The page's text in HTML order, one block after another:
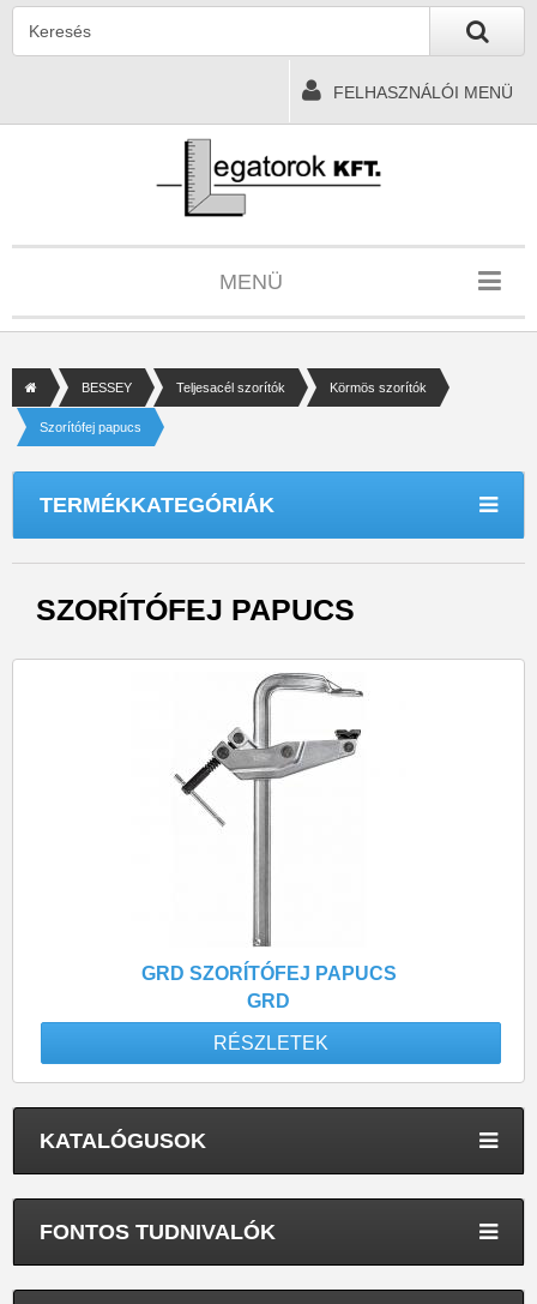
FELHASZNÁLÓI MENÜ
MENÜ
BESSEY Teljesacél szorítók Körmös szorítók
Szorítófej papucs
TERMÉKKATEGÓRIÁK
SZORÍTÓFEJ PAPUCS
GRD SZORÍTÓFEJ PAPUCS
GRD
RÉSZLETEK
KATALÓGUSOK
FONTOS TUDNIVALÓK